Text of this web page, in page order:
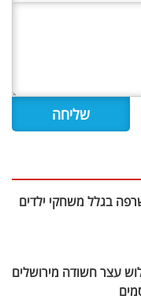
בגלל משחקי ילדים
עצר חשודה מירושלים